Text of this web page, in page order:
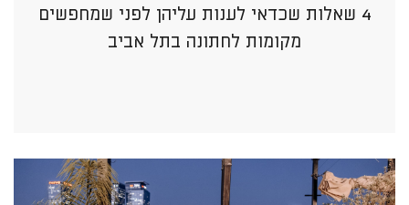
4 שאלות שכדאי לענות עליהן לפני שמחפשים
מקומות לחתונה בתל אביב